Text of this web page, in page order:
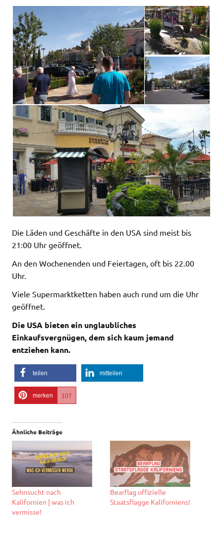
Die Läden und Geschäfte in den USA sind meist bis
21:00 Uhr geöffnet.
An den Wochenenden und Feiertagen, oft bis 22.00
Uhr.
Viele Supermarktketten haben auch rund um die Uhr
geöffnet.
Die USA bieten ein unglaubliches
Einkaufsvergnügen, dem sich kaum jemand
entziehen kann.
teilen mitteilen
merken 107
Ähnliche Beiträge
Sehnsucht nach
Kalifornien | was ich
vermisse!
Bearflag offizielle
Staatsflagge Kaliforniens!